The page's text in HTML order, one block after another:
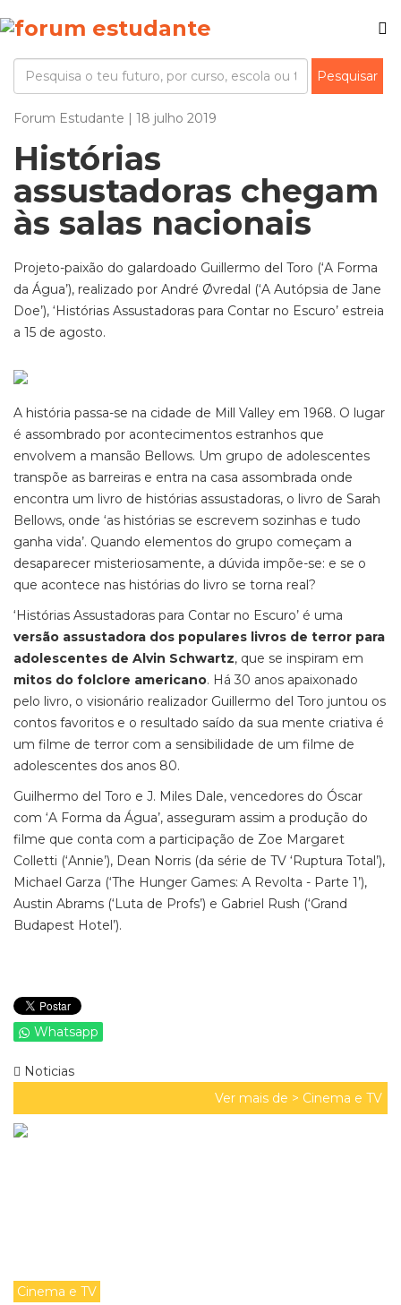
Forum Estudante | 18 julho 2019
Histórias
assustadoras chegam
às salas nacionais
Projeto-paixão do galardoado Guillermo del Toro (‘A Forma
da Água’), realizado por André Øvredal (‘A Autópsia de Jane
Doe’), ‘Histórias Assustadoras para Contar no Escuro’ estreia
a 15 de agosto.
A história passa-se na cidade de Mill Valley em 1968. O lugar
é assombrado por acontecimentos estranhos que
envolvem a mansão Bellows. Um grupo de adolescentes
transpõe as barreiras e entra na casa assombrada onde
encontra um livro de histórias assustadoras, o livro de Sarah
Bellows, onde ‘as histórias se escrevem sozinhas e tudo
ganha vida’. Quando elementos do grupo começam a
desaparecer misteriosamente, a dúvida impõe-se: e se o
que acontece nas histórias do livro se torna real?
‘Histórias Assustadoras para Contar no Escuro’ é uma
versão assustadora dos populares livros de terror para
adolescentes de Alvin Schwartz, que se inspiram em
mitos do folclore americano. Há 30 anos apaixonado
pelo livro, o visionário realizador Guillermo del Toro juntou os
contos favoritos e o resultado saído da sua mente criativa é
um filme de terror com a sensibilidade de um filme de
adolescentes dos anos 80.
Guilhermo del Toro e J. Miles Dale, vencedores do Óscar
com ‘A Forma da Água’, asseguram assim a produção do
filme que conta com a participação de Zoe Margaret
Colletti (‘Annie’), Dean Norris (da série de TV ‘Ruptura Total’),
Michael Garza (‘The Hunger Games: A Revolta - Parte 1’),
Austin Abrams (‘Luta de Profs’) e Gabriel Rush (‘Grand
Budapest Hotel’).
Whatsapp
Noticias
Ver mais de > Cinema e TV
Cinema e TV